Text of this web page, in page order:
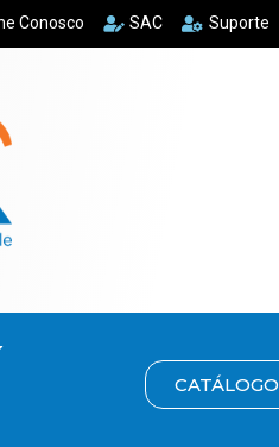
Conosco SAC Suporte
CATÁLOGO